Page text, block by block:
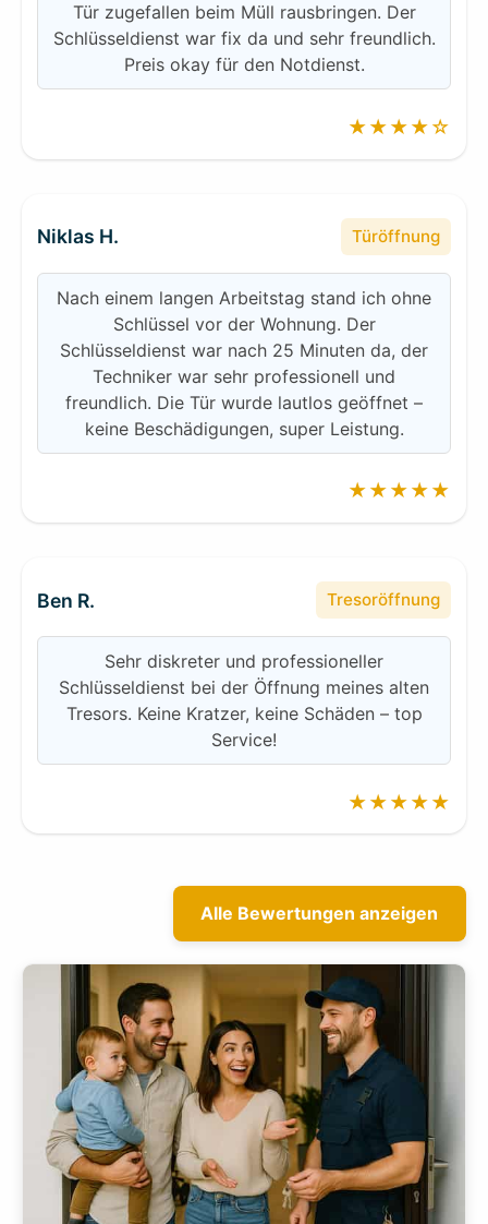
Tür zugefallen beim Müll rausbringen. Der
Schlüsseldienst war fix da und sehr freundlich.
Preis okay für den Notdienst.
★★★★☆
Niklas H. Türöffnung
Nach einem langen Arbeitstag stand ich ohne
Schlüssel vor der Wohnung. Der
Schlüsseldienst war nach 25 Minuten da, der
Techniker war sehr professionell und
freundlich. Die Tür wurde lautlos geöffnet –
keine Beschädigungen, super Leistung.
★★★★★
Ben R. Tresoröffnung
Sehr diskreter und professioneller
Schlüsseldienst bei der Öffnung meines alten
Tresors. Keine Kratzer, keine Schäden – top
Service!
★★★★★
Alle Bewertungen anzeigen